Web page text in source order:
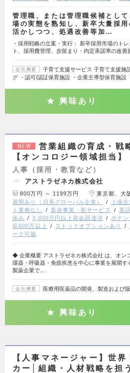
管理職、または管理職候補として
場の実態を熟知し、新卒大量採用
活かしつつ、処遇改善等加…
・採用戦略の立案・実行： 新卒採用市場のト
ト、採用費管理、歩留まり・内定承諾率の改善
会社概要
子育て支援サービス 子育て支援施
グ ・認可/認証保育施設 ・企業主導型保育施設
興味あり
NEW
営業組織の育成・戦
【オンコロジー領域担当】
人事（採用・教育など）
アストラゼネカ株式会社
800万円 ～ 1199万円 東京都、大
展開あり（日系グローバル企業）
上場企
ト業務なし
新規事業・新サービス 英
休み
3,000万円以上資金調達済 ポテ
収600万以上
ストックオプションあり
ーク可能
◆ 企業概要 アストラゼネカ株式会社 は、オン
環器・呼吸器・免疫疾患を中心に事業を展開す
製薬企業で…
会社概要 医療用医薬品の開発、製造および
興味あり
【人事マネージャー】世
カー│組織・人材戦略を担